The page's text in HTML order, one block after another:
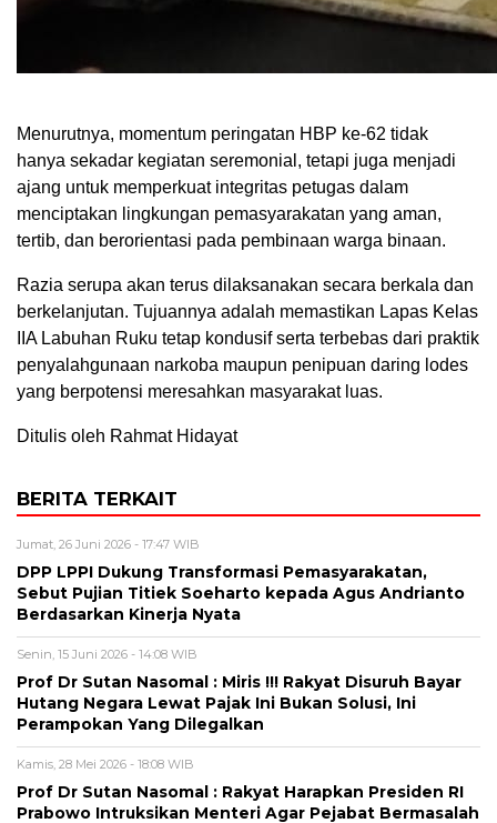
Menurutnya, momentum peringatan HBP ke-62 tidak
hanya sekadar kegiatan seremonial, tetapi juga menjadi
ajang untuk memperkuat integritas petugas dalam
menciptakan lingkungan pemasyarakatan yang aman,
tertib, dan berorientasi pada pembinaan warga binaan.
Razia serupa akan terus dilaksanakan secara berkala dan
berkelanjutan. Tujuannya adalah memastikan Lapas Kelas
IIA Labuhan Ruku tetap kondusif serta terbebas dari praktik
penyalahgunaan narkoba maupun penipuan daring lodes
yang berpotensi meresahkan masyarakat luas.
Ditulis oleh Rahmat Hidayat
BERITA TERKAIT
Jumat, 26 Juni 2026 - 17:47 WIB
DPP LPPI Dukung Transformasi Pemasyarakatan,
Sebut Pujian Titiek Soeharto kepada Agus Andrianto
Berdasarkan Kinerja Nyata
Senin, 15 Juni 2026 - 14:08 WIB
Prof Dr Sutan Nasomal : Miris !!! Rakyat Disuruh Bayar
Hutang Negara Lewat Pajak Ini Bukan Solusi, Ini
Perampokan Yang Dilegalkan
Kamis, 28 Mei 2026 - 18:08 WIB
Prof Dr Sutan Nasomal : Rakyat Harapkan Presiden RI
Prabowo Intruksikan Menteri Agar Pejabat Bermasalah